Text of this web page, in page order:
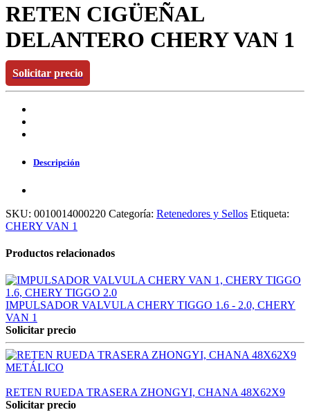
RETEN CIGÜEÑAL
DELANTERO CHERY VAN 1
Solicitar precio
Descripción
SKU: 0010014000220 Categoría: Retenedores y Sellos Etiqueta:
CHERY VAN 1
Productos relacionados
IMPULSADOR VALVULA CHERY TIGGO 1.6 - 2.0, CHERY
VAN 1
Solicitar precio
RETEN RUEDA TRASERA ZHONGYI, CHANA 48X62X9
Solicitar precio